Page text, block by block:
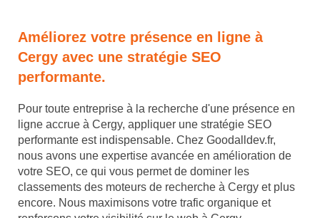
Améliorez votre présence en ligne à
Cergy avec une stratégie SEO
performante.
Pour toute entreprise à la recherche d'une présence en
ligne accrue à Cergy, appliquer une stratégie SEO
performante est indispensable. Chez Goodalldev.fr,
nous avons une expertise avancée en amélioration de
votre SEO, ce qui vous permet de dominer les
classements des moteurs de recherche à Cergy et plus
encore. Nous maximisons votre trafic organique et